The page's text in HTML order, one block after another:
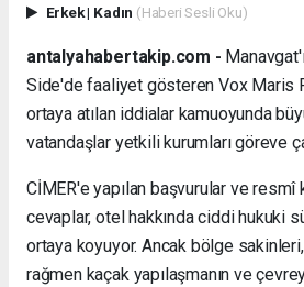
Erkek| Kadın (Haberi Sesli Oku)
antalyahabertakip.com -
Side'de faaliyet gösteren Vox Maris
ortaya atılan iddialar kamuoyunda
vatandaşlar yetkili kurumları göreve
CİMER'e yapılan başvurular ve resmî
cevaplar, otel hakkında ciddi hukuki
ortaya koyuyor. Ancak bölge
rağmen kaçak yapılaşmanın ve